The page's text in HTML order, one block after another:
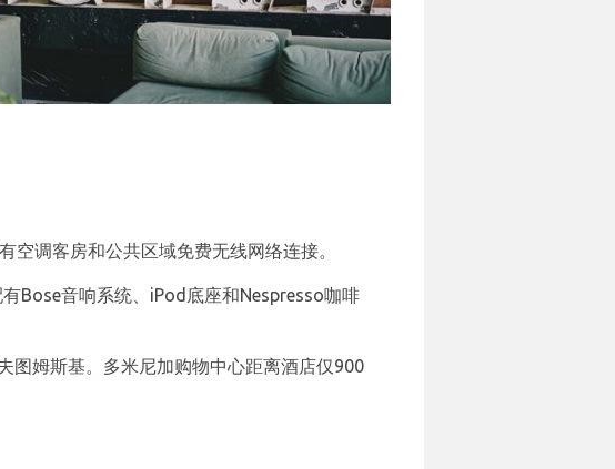
调客房和公共区域免费无线网络连接。
Bose音响系统、iPod底座和Nespresso咖啡
图姆斯基。多米尼加购物中心距离酒店仅900